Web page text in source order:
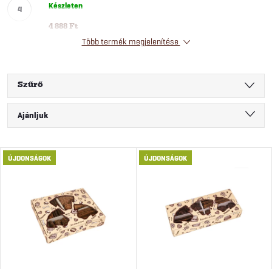
Készleten
4 888 Ft
Több termék megjelenítése
Szűrő
T
e
Ajánljuk
Legdrágább
Legnépszerűbb termékek
ABC szerint
T
ÚJDONSÁGOK ÚJDONSÁGOK